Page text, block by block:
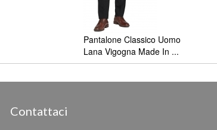
Pantalone Classico Uomo
Lana Vigogna Made In ...
Contattaci